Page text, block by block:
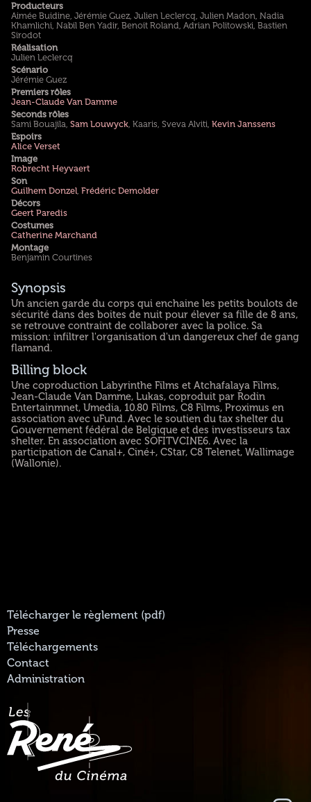
Producteurs
Aimée Buidine, Jérémie Guez, Julien Leclercq, Julien Madon, Nadia
Khamlichi, Nabil Ben Yadir, Benoit Roland, Adrian Politowski, Bastien
Sirodot
Réalisation
Julien Leclercq
Scénario
Jérémie Guez
Premiers rôles
Jean-Claude Van Damme
Seconds rôles
Sami Bouajila, Sam Louwyck, Kaaris, Sveva Alviti, Kevin Janssens
Espoirs
Alice Verset
Image
Robrecht Heyvaert
Son
Guilhem Donzel, Frédéric Demolder
Décors
Geert Paredis
Costumes
Catherine Marchand
Montage
Benjamin Courtines
Synopsis
Un ancien garde du corps qui enchaine les petits boulots de
sécurité dans des boites de nuit pour élever sa fille de 8 ans,
se retrouve contraint de collaborer avec la police. Sa
mission: infiltrer l'organisation d'un dangereux chef de gang
flamand.
Billing block
Une coproduction Labyrinthe Films et Atchafalaya Films,
Jean-Claude Van Damme, Lukas, coproduit par Rodin
Entertainmnet, Umedia, 10.80 Films, C8 Films, Proximus en
association avec uFund. Avec le soutien du tax shelter du
Gouvernement fédéral de Belgique et des investisseurs tax
shelter. En association avec SOFITVCINE6. Avec la
participation de Canal+, Ciné+, CStar, C8 Telenet, Wallimage
(Wallonie).
Télécharger le règlement (pdf)
Presse
Téléchargements
Contact
Administration